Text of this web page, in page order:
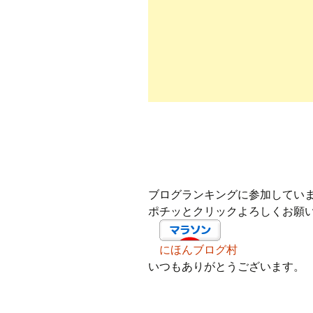
ブログランキングに参加していま
ポチッとクリックよろしくお願
にほんブログ村
いつもありがとうございます。